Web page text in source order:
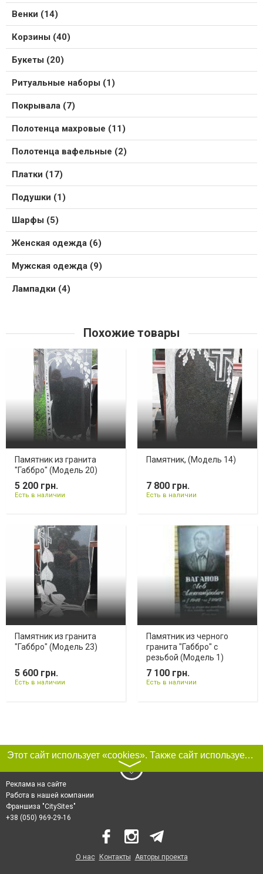
Венки (14)
Корзины (40)
Букеты (20)
Ритуальные наборы (1)
Покрывала (7)
Полотенца махровые (11)
Полотенца вафельные (2)
Платки (17)
Подушки (1)
Шарфы (5)
Женская одежда (6)
Мужская одежда (9)
Лампадки (4)
Похожие товары
Памятник из гранита
"Габбро" (Модель 20)
5 200 грн.
Есть в наличии
Памятник, (Модель 14)
7 800 грн.
Есть в наличии
Памятник из гранита
"Габбро" (Модель 23)
5 600 грн.
Есть в наличии
Памятник из черного
гранита "Габбро" с
резьбой (Модель 1)
7 100 грн.
Есть в наличии
Этот сайт использует «cookies». Также сайт использует интернет-сервис для сбора технических данных касательно посетителей с целью получения маркетинговой и статистической информации. Условия обработки данных посетителей сайта см.
〉
Реклама на сайте
Работа в нашей компании
Франшиза "CitySites"
+38 (050) 969-29-16
О нас Контакты Авторы проекта